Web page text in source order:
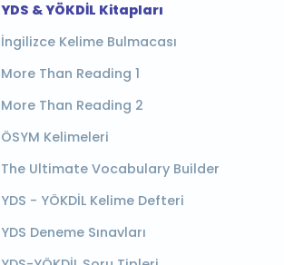
YDS & YÖKDİL Kitapları
İngilizce Kelime Bulmacası
More Than Reading 1
More Than Reading 2
ÖSYM Kelimeleri
The Ultimate Vocabulary Builder
YDS - YÖKDİL Kelime Defteri
YDS Deneme Sınavları